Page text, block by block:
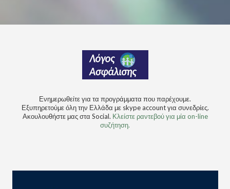
Ενημερωθείτε για τα προγράμματα που παρέχουμε.
Εξυπηρετούμε όλη την Ελλάδα με skype account για συνεδρίες.
Ακουλουθήστε μας στα Social. Κλείστε ραντεβού για μία on-line
συζήτηση.